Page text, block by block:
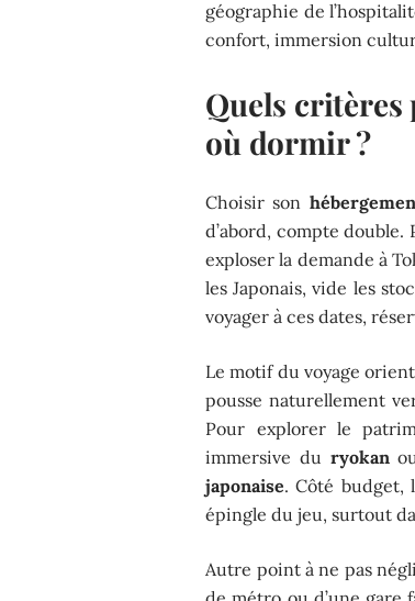
géographie de
confort, immersion
Quels
où dormir ?
Choisir son
d’abord, compte double.
exploser la demande à
les Japonais, vide les
voyager à ces dates,
Le motif du voyage
pousse naturellement
Pour explorer le
immersive du ryokan
japonaise. Côté budget,
épingle du jeu, surtout
Autre point à ne pas